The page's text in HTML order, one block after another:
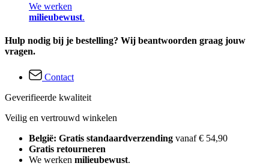
We werken
milieubewust.
Hulp nodig bij je bestelling? Wij beantwoorden graag jouw
vragen.
Contact
Geverifieerde kwaliteit
Veilig en vertrouwd winkelen
België: Gratis standaardverzending vanaf € 54,90
Gratis retourneren
We werken milieubewust.